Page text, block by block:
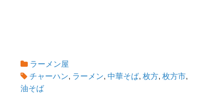
ラーメン屋
チャーハン, ラーメン,中華そば,枚方,枚方市,
油そば